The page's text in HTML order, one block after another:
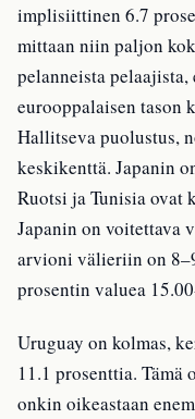
implisiittinen 6.7
mittaan niin paljon
pelanneista
eurooppalaisen tason
Hallitseva puolustus,
keskikenttä. Japanin
Ruotsi ja Tunisia
Japanin on voitettava
arvioni välieriin on
prosentin valuea
Uruguay on kolmas,
11.1 prosenttia.
onkin oikeastaan